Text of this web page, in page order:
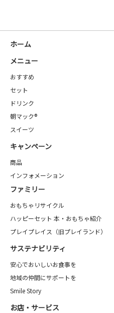
ホーム
メニュー
おすすめ
セット
ドリンク
朝マック®
スイーツ
キャンペーン
商品
インフォメーション
ファミリー
おもちゃリサイクル
ハッピーセット 本・おもちゃ紹介
プレイプレイス（旧プレイランド）
サステナビリティ
安心でおいしいお食事を
地域の仲間にサポートを
Smile Story
お店・サービス